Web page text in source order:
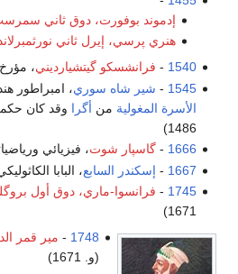
دوق ثاني سمرست، قائد إنگليزي (و. 1406)
ثاني نورثمبرلاند ، قائد إنگليزي (و. 1393)
، مؤرخ إيطالي (و. 1483)
، امبراطور هندي من أصلپشتوني. طرد
وقد كان حكمه بداية أسرة سوري. (و.
، فيزيائي ورياضياتي ألماني (و. 1608)
، البابا الكاثوليكي (و.1599
).
دوق أول بروگلي، مارشال فرنسي (و.
1748
-مير قمر الدين، مؤسسنظام حيدر آباد